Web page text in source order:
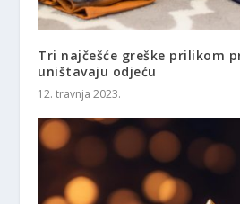
Tri najčešće greške prilikom
uništavaju odjeću
12. travnja 2023.